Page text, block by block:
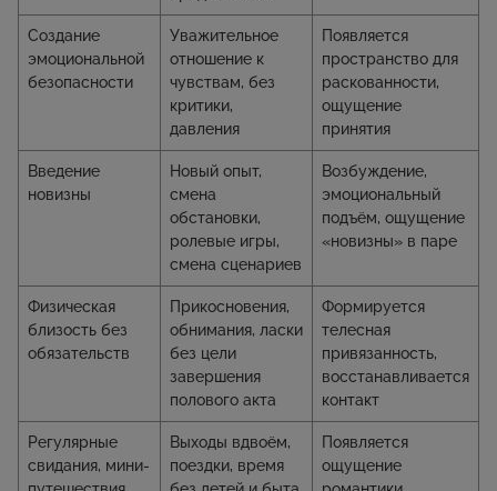
Создание
эмоциональной
безопасности
Уважительное
отношение к
чувствам, без
критики,
давления
Появляется
пространство для
раскованности,
ощущение
принятия
Введение
новизны
Новый опыт,
смена
обстановки,
ролевые игры,
смена сценариев
Возбуждение,
эмоциональный
подъём, ощущение
«новизны» в паре
Физическая
близость без
обязательств
Прикосновения,
обнимания, ласки
без цели
завершения
полового акта
Формируется
телесная
привязанность,
восстанавливается
контакт
Регулярные
свидания, мини-
Выходы вдвоём,
поездки, время
Появляется
ощущение